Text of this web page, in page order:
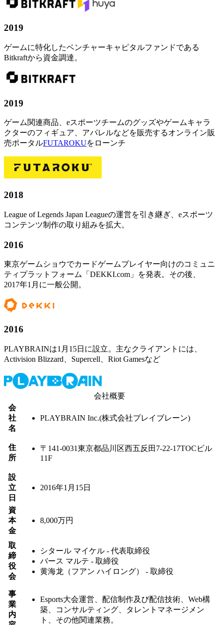
2019
ゲームに特化したベンチャーキャピタルファンドである
Bitkraftから資金調達。
2019
ゲーム関連商品、eスポーツチームのグッズやゲームキャラ
クターのフィギュア、アパレルなどを販売するオンライン販
売ポータルFUTAROKUをローンチ
2018
League of Legends Japan Leagueの運営を引き継ぎ、eスポーツ
コンテンツ制作の取り組みを拡大。
2016
東京ゲームショウでカードゲームプレイヤー向けのコミュニ
ティプラットフォーム「DEKKI.com」を発表。その後、
2017年1月に一般公開。
2016
PLAYBRAINは1月15日に設立。主なクライアントには、
Activision Blizzard、Supercell、Riot Gamesなど
会社概要
会
社
名
PLAYBRAIN Inc.(株式会社プレイブレーン)
住
所
〒141-0031東京都品川区西五反田7-22-17TOCビル
11F
設
立
日
2016年1月15日
資
本
金
8,000万円
取
締
役
会
シタール マイケル - 代表取締役
バース マルテ - 取締役
黄海龙（フアン ハイロング） - 取締役
事
業
内
Esports大会運営、配信制作及び配信技術、Web構
築、コンサルティング、タレントマネージメン
ト、その他関連業務。